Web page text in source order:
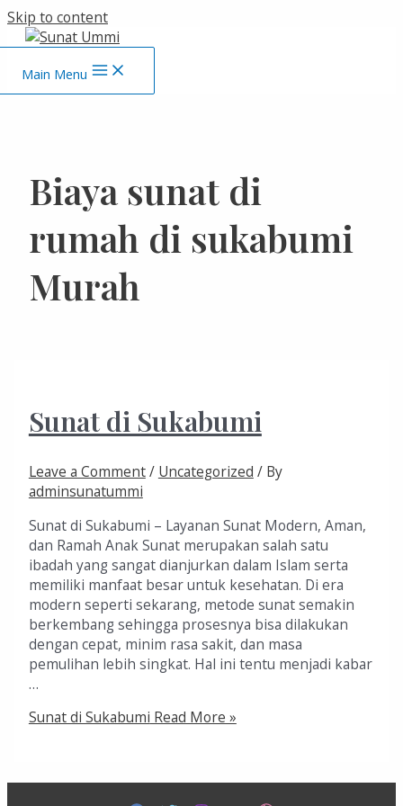
Skip to content
Main Menu
Biaya sunat di
rumah di sukabumi
Murah
Sunat di Sukabumi
Leave a Comment/ Uncategorized / By
adminsunatummi
Sunat di Sukabumi – Layanan Sunat Modern, Aman,
dan Ramah Anak Sunat merupakan salah satu
ibadah yang sangat dianjurkan dalam Islam serta
memiliki manfaat besar untuk kesehatan. Di era
modern seperti sekarang, metode sunat semakin
berkembang sehingga prosesnya bisa dilakukan
dengan cepat, minim rasa sakit, dan masa
pemulihan lebih singkat. Hal ini tentu menjadi kabar
…
Sunat di Sukabumi Read More »